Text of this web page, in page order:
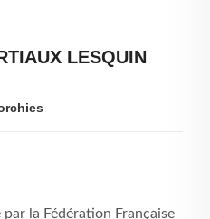
LESQUIN
la Fédération Française